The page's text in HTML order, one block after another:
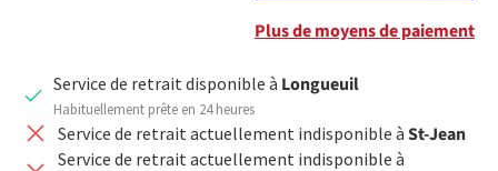
Plus de moyens de paiement
Service de retrait disponible à Longueuil
Habituellement prête en 24 heures
Service de retrait actuellement indisponible à St-Jean
Service de retrait actuellement indisponible à